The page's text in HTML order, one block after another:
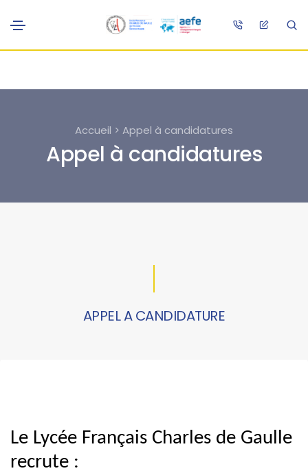
Accueil > Appel à candidatures
Appel à candidatures
APPEL A CANDIDATURE
Le Lycée Français Charles de Gaulle
recrute :